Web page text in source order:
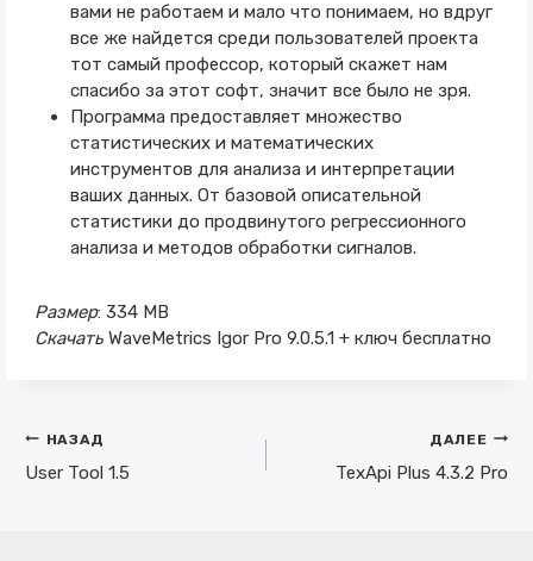
вами не работаем и мало что понимаем, но вдруг
все же найдется среди пользователей проекта
тот самый профессор, который скажет нам
спасибо за этот софт, значит все было не зря.
Программа предоставляет множество
статистических и математических
инструментов для анализа и интерпретации
ваших данных. От базовой описательной
статистики до продвинутого регрессионного
анализа и методов обработки сигналов.
Размер: 334 MB
Скачать WaveMetrics Igor Pro 9.0.5.1 + ключ бесплатно
Навигация
по
НАЗАД
User Tool 1.5
ДАЛЕЕ
TexApi Plus 4.3.2 Pro